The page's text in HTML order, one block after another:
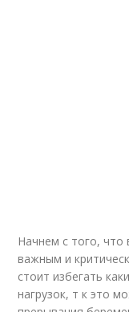
Начнем с того, что
важным и
стоит избегать
нагрузок, т к это